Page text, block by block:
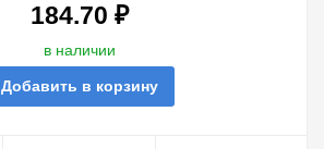
184.70 ₽
в наличии
Добавить в корзину